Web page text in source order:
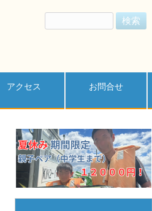
索:
アクセス お問合せ